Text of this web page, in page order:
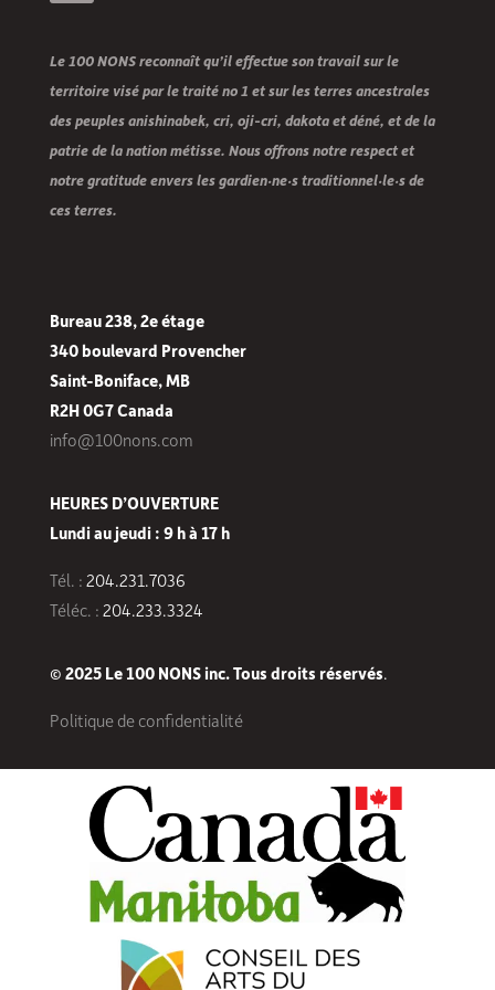
Le 100 NONS reconnaît qu’il effectue son travail sur le
territoire visé par le traité no 1 et sur les terres ancestrales
des peuples anishinabek, cri, oji-cri, dakota et déné, et de la
patrie de la nation métisse. Nous offrons notre respect et
notre gratitude envers les gardien·ne·s traditionnel·le·s de
ces terres.
Bureau 238, 2e étage
340 boulevard Provencher
Saint-Boniface, MB
R2H 0G7 Canada
info@100nons.com
HEURES D’OUVERTURE
Lundi au jeudi : 9 h à 17 h
Tél. : 204.231.7036
Téléc. : 204.233.3324
© 2025 Le 100 NONS inc. Tous droits réservés.
Politique de confidentialité